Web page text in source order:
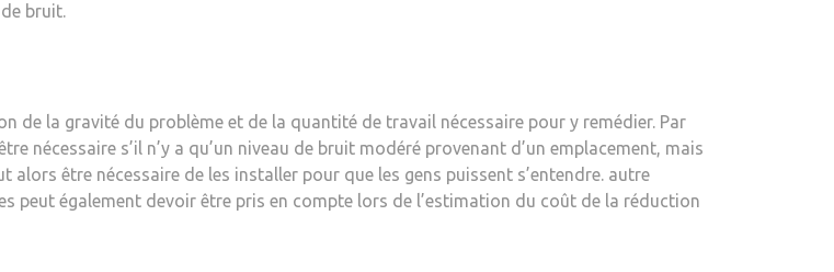
bruit.
la gravité du problème et de la quantité de travail nécessaire pour y remédier. Par
nécessaire s’il n’y a qu’un niveau de bruit modéré provenant d’un emplacement, mais
alors être nécessaire de les installer pour que les gens puissent s’entendre. autre
peut également devoir être pris en compte lors de l’estimation du coût de la réduction